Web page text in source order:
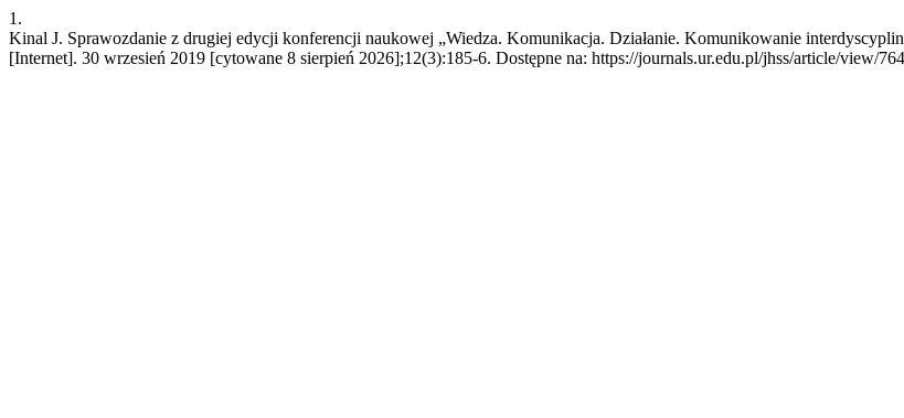
1.
Kinal J. Sprawozdanie z drugiej edycji konferencji naukowej „Wiedza. Komunikacja. Działanie. Komunikowanie
[Internet]. 30 wrzesień 2019 [cytowane 8 sierpień 2026];12(3):185-6. Dostępne na: https://journals.ur.edu.pl/jhss/article/view/